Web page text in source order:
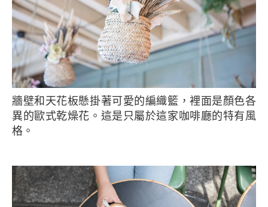
牆壁和天花板懸掛著可愛的編織籃，裡面是顏色各
異的歐式乾燥花。這是只屬於這家咖啡廳的特有風
格。